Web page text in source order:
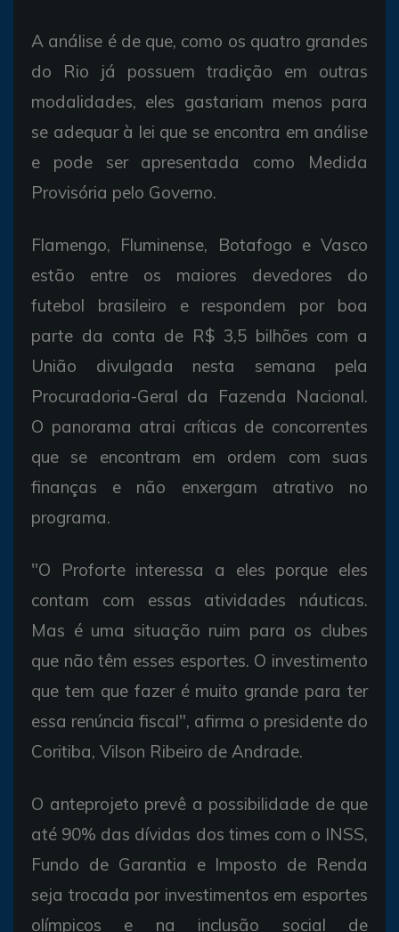
A análise é de que, como os quatro grandes
do Rio já possuem tradição em outras
modalidades, eles gastariam menos para
se adequar à lei que se encontra em análise
e pode ser apresentada como Medida
Provisória pelo Governo.
Flamengo, Fluminense, Botafogo e Vasco
estão entre os maiores devedores do
futebol brasileiro e respondem por boa
parte da conta de R$ 3,5 bilhões com a
União divulgada nesta semana pela
Procuradoria-Geral da Fazenda Nacional.
O panorama atrai críticas de concorrentes
que se encontram em ordem com suas
finanças e não enxergam atrativo no
programa.
"O Proforte interessa a eles porque eles
contam com essas atividades náuticas.
Mas é uma situação ruim para os clubes
que não têm esses esportes. O investimento
que tem que fazer é muito grande para ter
essa renúncia fiscal", afirma o presidente do
Coritiba, Vilson Ribeiro de Andrade.
O anteprojeto prevê a possibilidade de que
até 90% das dívidas dos times com o INSS,
Fundo de Garantia e Imposto de Renda
seja trocada por investimentos em esportes
olímpicos e na inclusão social de